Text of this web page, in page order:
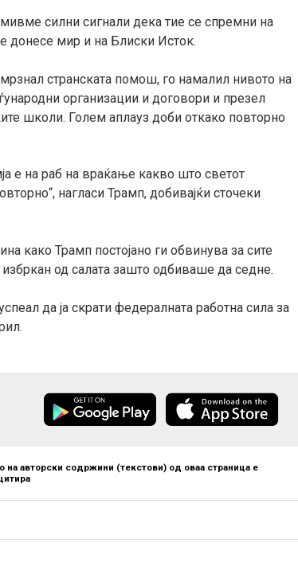
силни сигнали дека тие се спремни на
донесе мир и на Блиски Исток.
странската помош, го намалил нивото на
организации и договори и презел
школи. Голем аплауз доби откако повторно
е на раб на враќање какво што светот
нагласи Трамп, добивајќи сточеки
како Трамп постојано ги обвинува за сите
од салата зашто одбиваше да седне.
да ја скрати федералната работна сила за
авторски содржини (текстови) од оваа страница е